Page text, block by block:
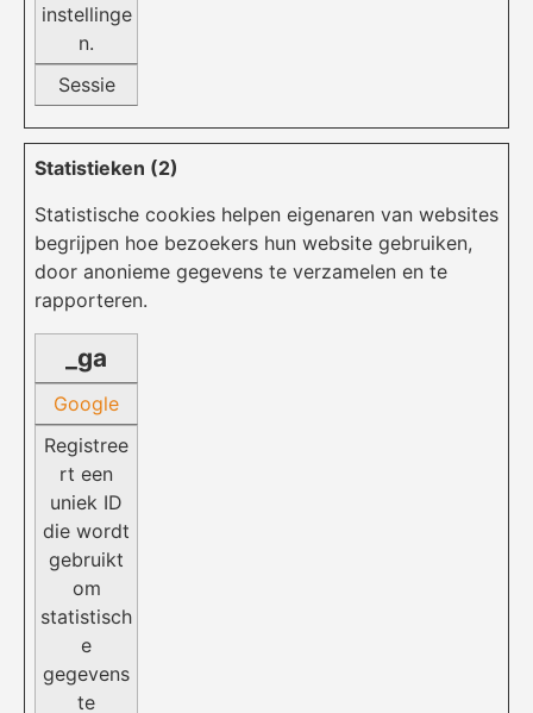
instellinge
n.
Sessie
Statistieken (2)
Statistische cookies helpen eigenaren van websites
begrijpen hoe bezoekers hun website gebruiken,
door anonieme gegevens te verzamelen en te
rapporteren.
_ga
Google
Registree
rt een
uniek ID
die wordt
gebruikt
om
statistisch
e
gegevens
te